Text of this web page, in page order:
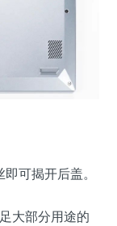
可揭开后盖。
大部分用途的